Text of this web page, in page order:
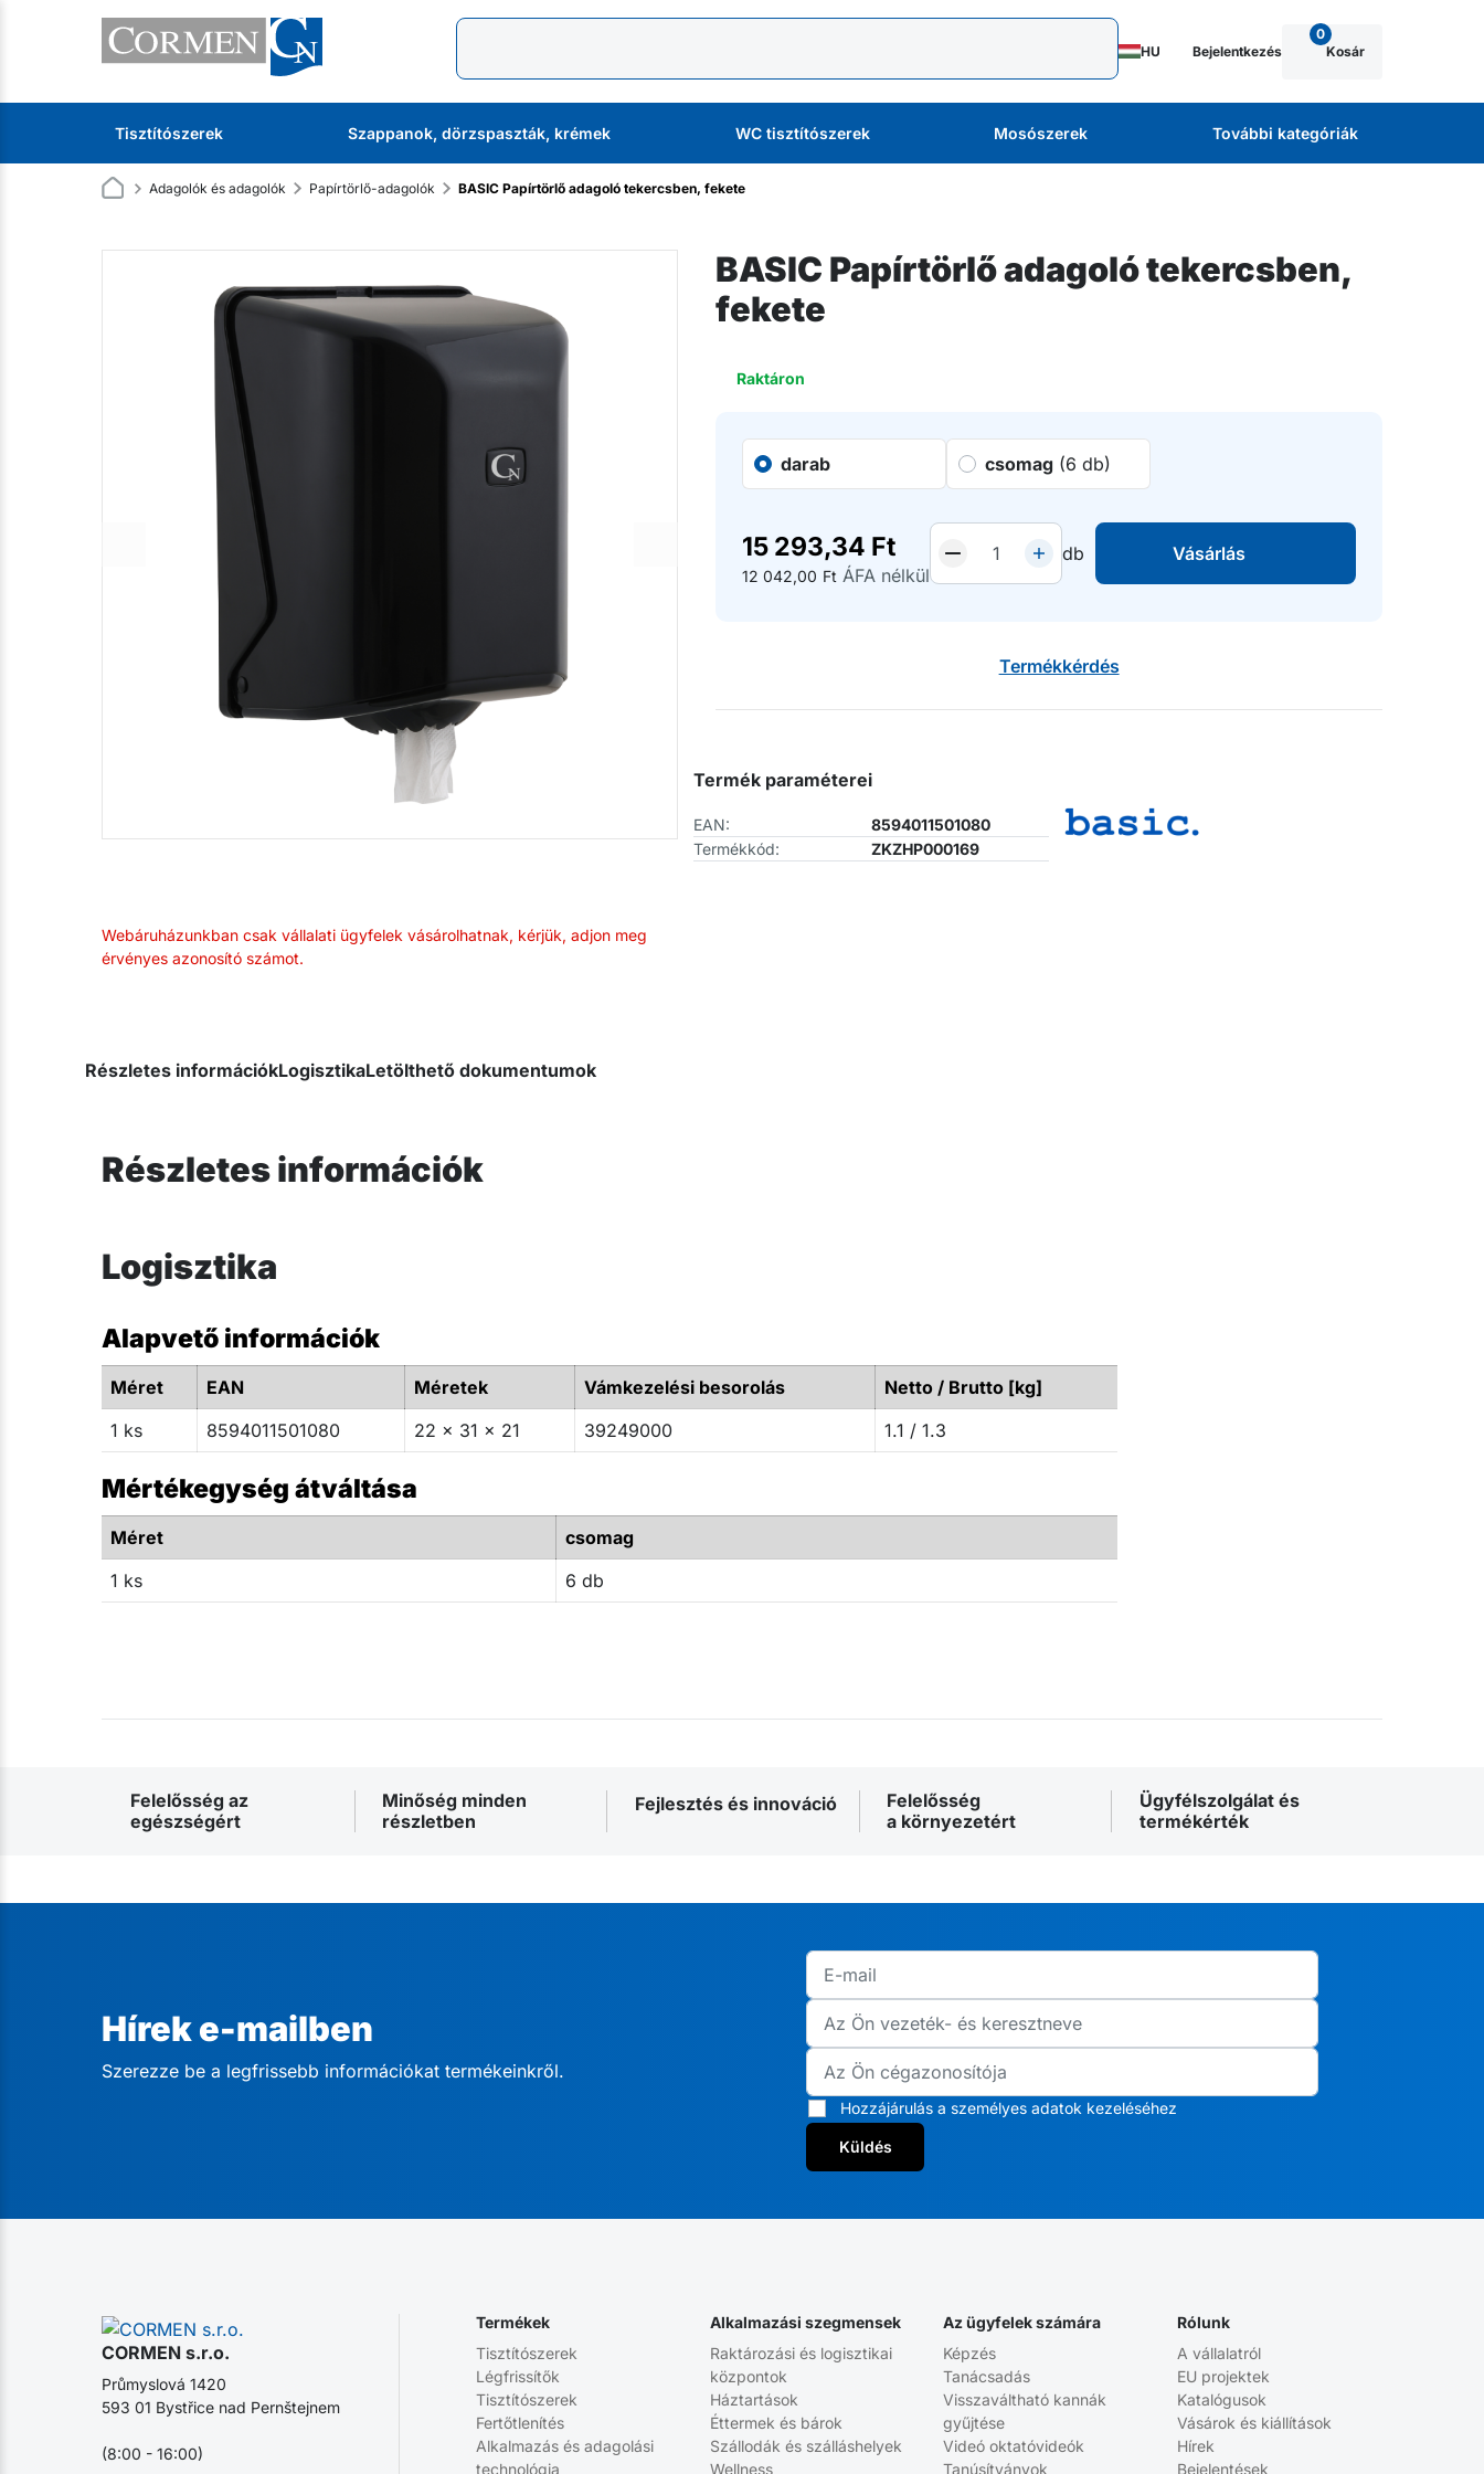
HU Bejelentkezés
0
Kosár
Tisztítószerek Szappanok, dörzspaszták, krémek WC tisztítószerek Mosószerek További kategóriák
Adagolók és adagolók Papírtörlő-adagolók BASIC Papírtörlő adagoló tekercsben, fekete
BASIC Papírtörlő adagoló tekercsben,
fekete
Raktáron
darab csomag (6 db)
15 293,34 Ft
12 042,00 Ft ÁFA nélkül
db Vásárlás
Webáruházunkban csak vállalati ügyfelek vásárolhatnak, kérjük, adjon meg
érvényes azonosító számot.
Termékkérdés
Termék paraméterei
EAN:
8594011501080
Termékkód:
ZKZHP000169
Részletes információkLogisztikaLetölthető dokumentumok
Részletes információk
Logisztika
Alapvető információk
Méret EAN Méretek Vámkezelési besorolás
Netto / Brutto [kg]
1 ks
8594011501080 22 x 31 x 21 39249000 1.1 / 1.3
Mértékegység átváltása
Méret
csomag
1 ks
6 db
Felelősség az
egészségért
Minőség minden
részletben
Fejlesztés és innováció
Felelősség
a környezetért
Ügyfélszolgálat és
termékérték
Hírek e-mailben
Szerezze be a legfrissebb információkat termékeinkről.
Hozzájárulás a személyes adatok kezeléséhez
Küldés
CORMEN s.r.o.
Průmyslová 1420
593 01 Bystřice nad Pernštejnem
(8:00 - 16:00)
Termékek
Tisztítószerek
Légfrissítők
Tisztítószerek
Fertőtlenítés
Alkalmazás és adagolási
technológia
Alkalmazási szegmensek
Raktározási és logisztikai
központok
Háztartások
Éttermek és bárok
Szállodák és szálláshelyek
Wellness
Az ügyfelek számára
Képzés
Tanácsadás
Visszaváltható kannák
gyűjtése
Videó oktatóvideók
Tanúsítványok
Rólunk
A vállalatról
EU projektek
Katalógusok
Vásárok és kiállítások
Hírek
Bejelentések